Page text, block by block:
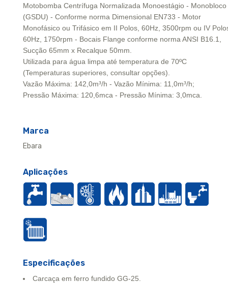
Motobomba Centrífuga Normalizada Monoestágio - Monobloco
(GSDU) - Conforme norma Dimensional EN733 - Motor
Monofásico ou Trifásico em II Polos, 60Hz, 3500rpm ou IV
60Hz, 1750rpm - Bocais Flange conforme norma ANSI B16.1,
Sucção 65mm x Recalque 50mm.
Utilizada para água limpa até temperatura de 70ºC
(Temperaturas superiores, consultar opções).
Vazão Máxima: 142,0m³/h - Vazão Mínima: 11,0m³/h;
Pressão Máxima: 120,6mca - Pressão Mínima: 3,0mca.
Marca
Ebara
Aplicações
Especificações
Carcaça em ferro fundido GG-25.